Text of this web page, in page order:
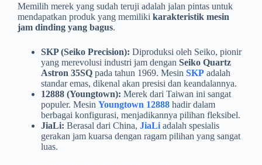
Memilih merek yang sudah teruji adalah jalan pintas untuk
mendapatkan produk yang memiliki karakteristik mesin
jam dinding yang bagus.
SKP (Seiko Precision): Diproduksi oleh Seiko, pionir
yang merevolusi industri jam dengan Seiko Quartz
Astron 35SQ pada tahun 1969. Mesin SKP adalah
standar emas, dikenal akan presisi dan keandalannya.
12888 (Youngtown): Merek dari Taiwan ini sangat
populer. Mesin Youngtown 12888 hadir dalam
berbagai konfigurasi, menjadikannya pilihan fleksibel.
JiaLi: Berasal dari China, JiaLi adalah spesialis
gerakan jam kuarsa dengan ragam pilihan yang sangat
luas.